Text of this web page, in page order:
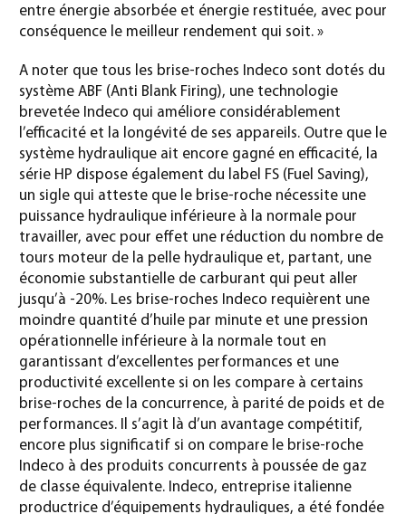
entre énergie absorbée et énergie restituée, avec pour
conséquence le meilleur rendement qui soit. »
A noter que tous les brise-roches Indeco sont dotés du
système ABF (Anti Blank Firing), une technologie
brevetée Indeco qui améliore considérablement
l’efficacité et la longévité de ses appareils. Outre que le
système hydraulique ait encore gagné en efficacité, la
série HP dispose également du label FS (Fuel Saving),
un sigle qui atteste que le brise-roche nécessite une
puissance hydraulique inférieure à la normale pour
travailler, avec pour effet une réduction du nombre de
tours moteur de la pelle hydraulique et, partant, une
économie substantielle de carburant qui peut aller
jusqu’à -20%. Les brise-roches Indeco requièrent une
moindre quantité d’huile par minute et une pression
opérationnelle inférieure à la normale tout en
garantissant d’excellentes performances et une
productivité excellente si on les compare à certains
brise-roches de la concurrence, à parité de poids et de
performances. Il s’agit là d’un avantage compétitif,
encore plus significatif si on compare le brise-roche
Indeco à des produits concurrents à poussée de gaz
de classe équivalente. Indeco, entreprise italienne
productrice d’équipements hydrauliques, a été fondée